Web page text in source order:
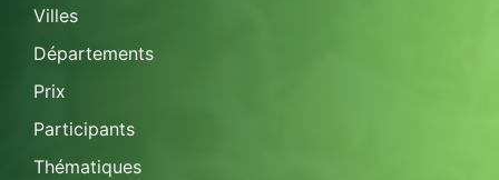
Villes
Départements
Prix
Participants
Thématiques